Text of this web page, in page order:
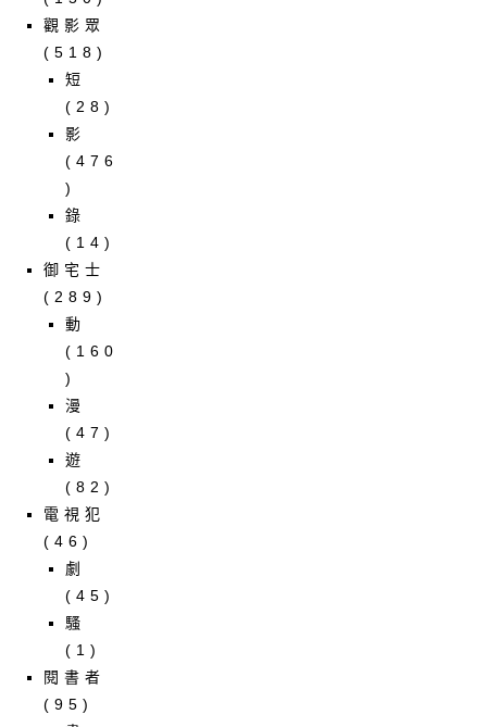
觀影眾
(518)
短
(28)
影
(476
)
錄
(14)
御宅士
(289)
動
(160
)
漫
(47)
遊
(82)
電視犯
(46)
劇
(45)
騷
(1)
閱書者
(95)